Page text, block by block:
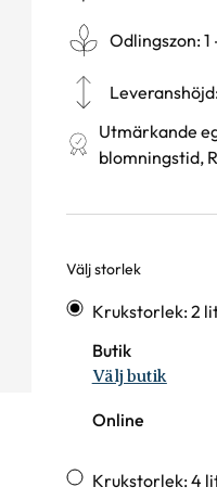
Odlingszon:1
Leveranshöjd
Utmärkande
blomningstid,
Välj storlek
Varianter
Krukstorlek: 2
Butik
Välj butik
Online
Krukstorlek: 4